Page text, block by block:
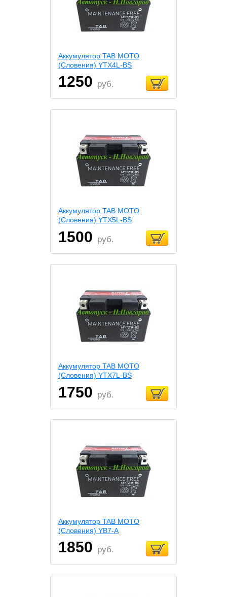
Аккумулятор TAB MOTO
(Словения) YTX4L-BS
1250 руб.
Аккумулятор TAB MOTO
(Словения) YTX5L-BS
1500 руб.
Аккумулятор TAB MOTO
(Словения) YTX7L-BS
1750 руб.
Аккумулятор TAB MOTO
(Словения) YB7-A
1850 руб.